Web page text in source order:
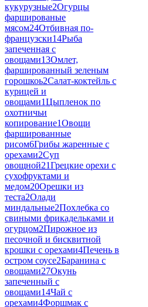
кукурузные2Огурцы
фаршированые
мясом24Отбивная по-
французски14Рыба
запеченная с
овощами13Омлет,
фаршированный зеленым
горошкоь2Салат-коктейль с
курицей и
овощами1Цыпленок по
охотничьи
копирование1Овощи
фаршированные
рисом6Грибы жаренные с
орехами2Суп
овощной21Грецкие орехи с
сухофруктами и
медом20Орешки из
теста2Олади
миндальные2Похлебка со
свиными фрикадельками и
огурцом2Пирожное из
песочной и бисквитной
крошки с орехами4Печень в
остром соусе2Баранина с
овощами27Окунь
запеченный с
овощами14Чай с
орехами4Форшмак с